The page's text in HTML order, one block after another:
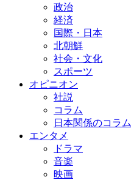
政治
経済
国際・日本
北朝鮮
社会・文化
スポーツ
オピニオン
社説
コラム
日本関係のコラム
エンタメ
ドラマ
音楽
映画